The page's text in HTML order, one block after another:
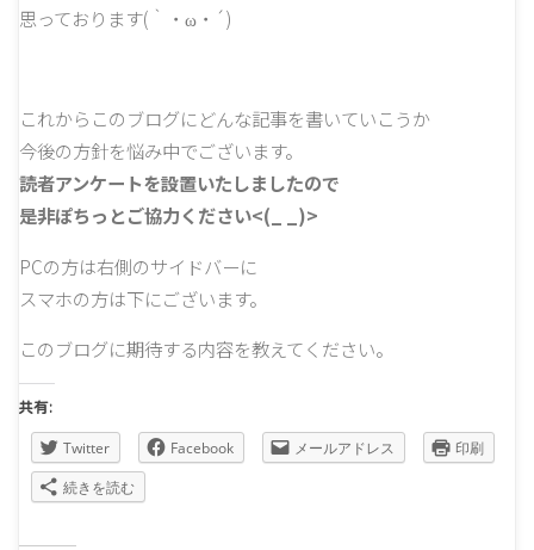
思っております(｀・ω・´)
これからこのブログにどんな記事を書いていこうか
今後の方針を悩み中でございます。
読者アンケートを設置いたしましたので
是非ぽちっとご協力ください<(_ _)>
PCの方は右側のサイドバーに
スマホの方は下にございます。
このブログに期待する内容を教えてください。
共有:
Twitter Facebook メールアドレス
印刷
続きを読む